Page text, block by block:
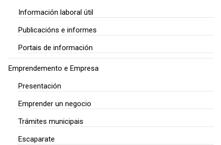
Información laboral útil
Publicacións e informes
Portais de información
Emprendemento e Empresa
Presentación
Emprender un negocio
Trámites municipais
Escaparate